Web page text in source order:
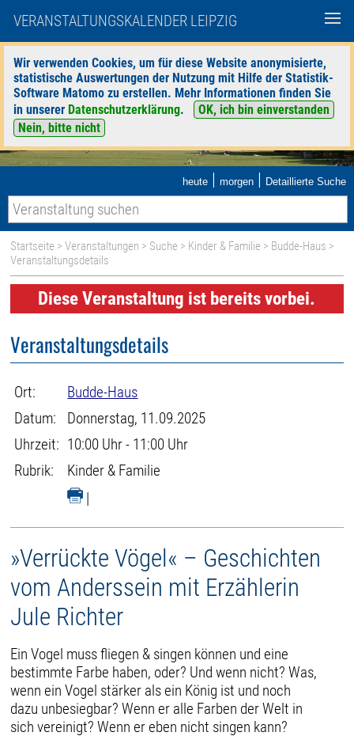
VERANSTALTUNGSKALENDER LEIPZIG
Wir verwenden Cookies, um für diese Website anonymisierte,
statistische Auswertungen der Nutzung mit Hilfe der Statistik-
Software Matomo zu erstellen. Mehr Informationen finden Sie
in unserer Datenschutzerklärung.
OK, ich bin einverstanden
Nein, bitte nicht
heute | morgen | Detaillierte Suche
Startseite >Veranstaltungen > Suche > Kinder & Familie > Budde-Haus >
Veranstaltungsdetails
Diese Veranstaltung ist bereits vorbei.
Veranstaltungsdetails
Ort:
Budde-Haus
Datum:
Donnerstag, 11.09.2025
Uhrzeit: 10:00 Uhr - 11:00 Uhr
Rubrik:
Kinder & Familie
|
»Verrückte Vögel« – Geschichten
vom Anderssein mit Erzählerin
Jule Richter
Ein Vogel muss fliegen & singen können und eine
bestimmte Farbe haben, oder? Und wenn nicht? Was,
wenn ein Vogel stärker als ein König ist und noch
dazu unbesiegbar? Wenn er alle Farben der Welt in
sich vereinigt? Wenn er eben nicht singen kann?